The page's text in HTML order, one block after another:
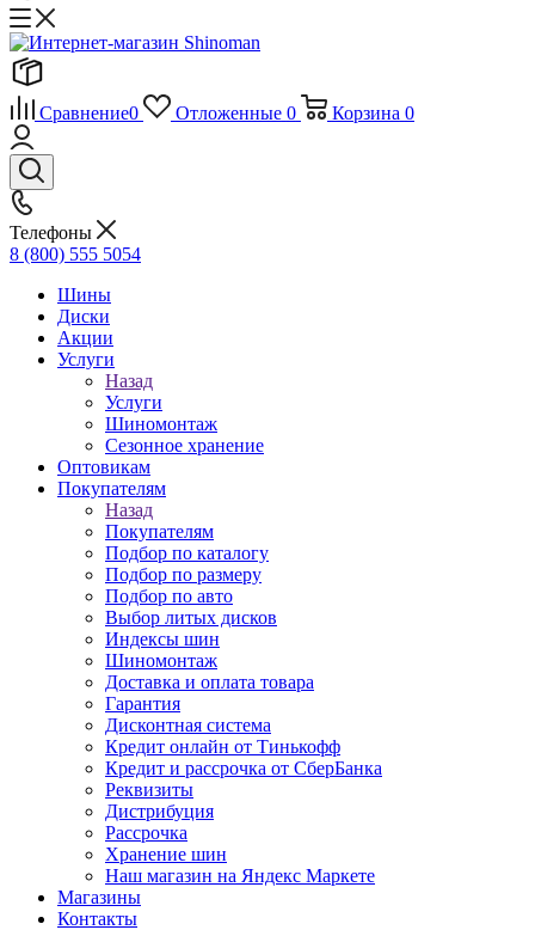
Сравнение0 Отложенные 0 Корзина 0
Телефоны
8 (800) 555 5054
Шины
Диски
Акции
Услуги
Назад
Услуги
Шиномонтаж
Сезонное хранение
Оптовикам
Покупателям
Назад
Покупателям
Подбор по каталогу
Подбор по размеру
Подбор по авто
Выбор литых дисков
Индексы шин
Шиномонтаж
Доставка и оплата товара
Гарантия
Дисконтная система
Кредит онлайн от Тинькофф
Кредит и рассрочка от СберБанка
Реквизиты
Дистрибуция
Рассрочка
Хранение шин
Наш магазин на Яндекс Маркете
Магазины
Контакты